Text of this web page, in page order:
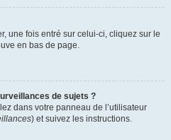
une fois entré sur celui-ci, cliquez sur le
en bas de page.
de sujets ?
dans votre panneau de l’utilisateur
) et suivez les instructions.